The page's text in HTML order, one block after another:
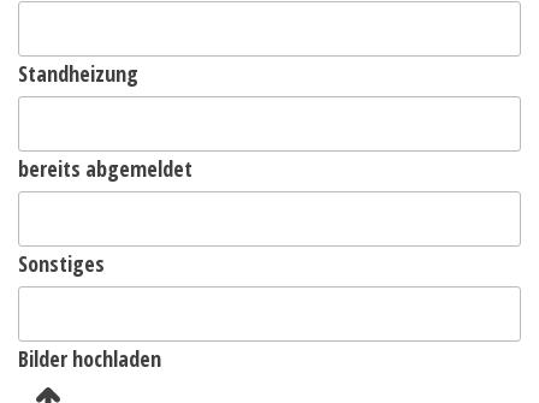
Standheizung
bereits abgemeldet
Sonstiges
Bilder hochladen